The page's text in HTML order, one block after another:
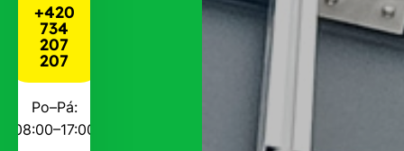
+420
734
207
207
Po–Pá:
08:00–17:00